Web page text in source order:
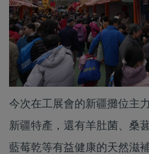
今次在工展會的新疆攤位主
新疆特產，還有羊肚菌、桑
藍莓乾等有益健康的天然滋